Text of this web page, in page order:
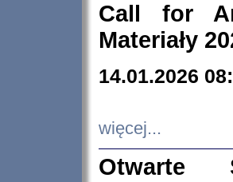
Call for
Materiały
14.01.2026
więcej...
Otwarte